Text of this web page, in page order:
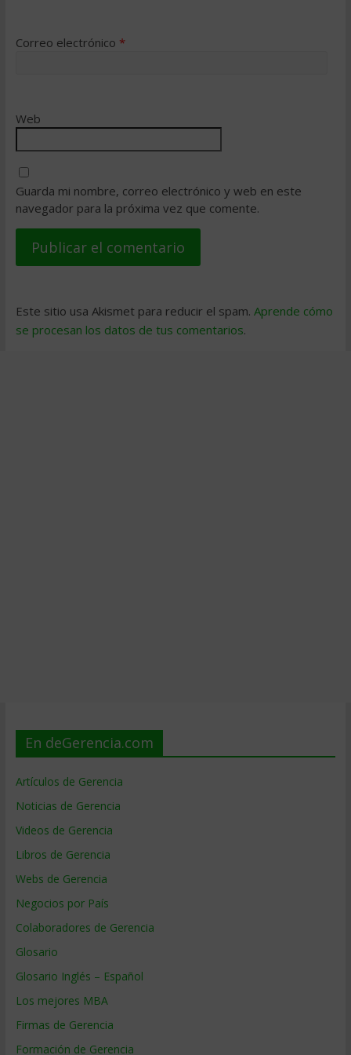
Correo electrónico *
Web
Guarda mi nombre, correo electrónico y web en este
navegador para la próxima vez que comente.
Este sitio usa Akismet para reducir el spam. Aprende cómo
se procesan los datos de tus comentarios.
En deGerencia.com
Artículos de Gerencia
Noticias de Gerencia
Videos de Gerencia
Libros de Gerencia
Webs de Gerencia
Negocios por País
Colaboradores de Gerencia
Glosario
Glosario Inglés – Español
Los mejores MBA
Firmas de Gerencia
Formación de Gerencia